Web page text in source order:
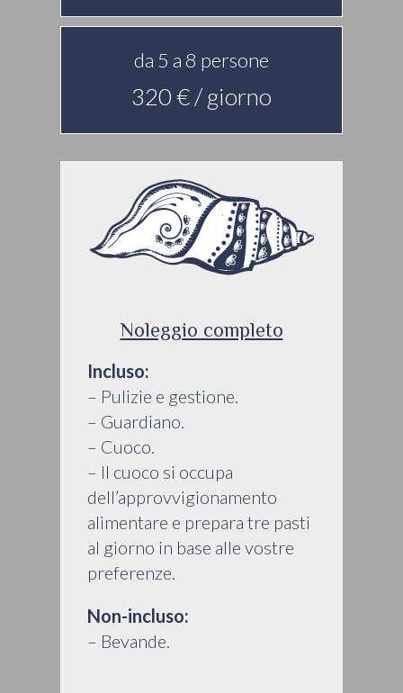
da 5 a 8 persone
320 € / giorno
Noleggio completo
Incluso:
– Pulizie e gestione.
– Guardiano.
– Cuoco.
– Il cuoco si occupa
dell’approvvigionamento
alimentare e prepara tre pasti
al giorno in base alle vostre
preferenze.
Non-incluso:
– Bevande.